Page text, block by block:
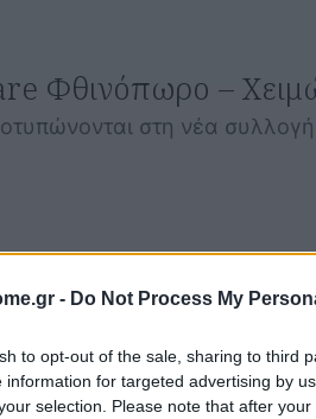
- Do Not Process My
to opt-out of the sale, sharing to third
information for targeted advertising by
selection. Please note that after
Φθινόπωρο –
στη νέα